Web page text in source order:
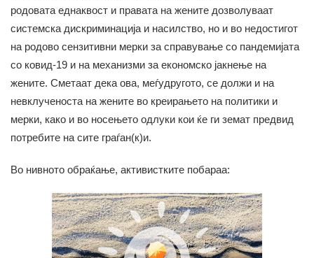
родовата еднаквост и правата на жените дозволуваат
системска дискриминација и насилство, но и во недостигот
на родово сензитивни мерки за справување со пандемијата
со ковид-19 и на механизми за економско јакнење на
жените. Сметаат дека ова, меѓудругото, се должи и на
невклученоста на жените во креирањето на политики и
мерки, како и во носењето одлуки кои ќе ги земат предвид
потребите на сите граѓан(к)и.
Во нивното обраќање, активистките побараа: